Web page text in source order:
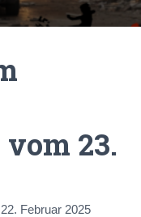
23.
22. Februar 2025